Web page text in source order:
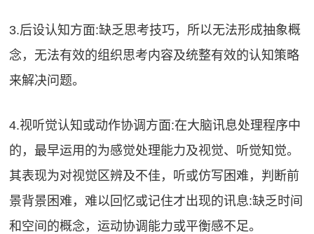
3.后设认知方面:缺乏思考技巧，所以无法形成抽象概
念，无法有效的组织思考内容及统整有效的认知策略
来解决问题。
4.视听觉认知或动作协调方面:在大脑讯息处理程序中
的，最早运用的为感觉处理能力及视觉、听觉知觉。
其表现为对视觉区辨及不佳，听或仿写困难，判断前
景背景困难，难以回忆或记住才出现的讯息:缺乏时间
和空间的概念，运动协调能力或平衡感不足。